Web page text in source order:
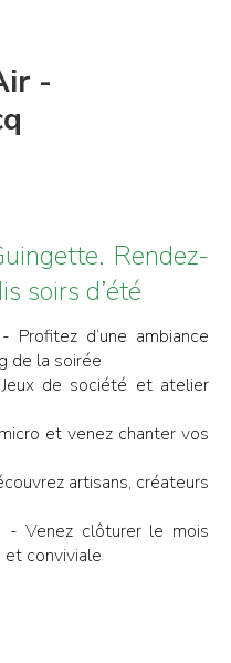
-
Rendez-
soirs d’été
d’une ambiance
de la soirée
de société et atelier
et venez chanter vos
artisans, créateurs
- Venez clôturer le mois
et conviviale